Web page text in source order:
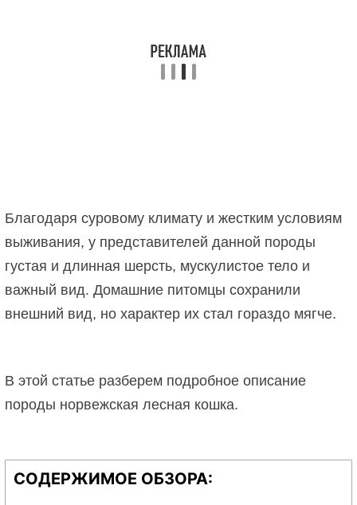
Благодаря суровому климату и жестким условиям
выживания, у представителей данной породы
густая и длинная шерсть, мускулистое тело и
важный вид. Домашние питомцы сохранили
внешний вид, но характер их стал гораздо мягче.
В этой статье разберем подробное описание
породы норвежская лесная кошка.
СОДЕРЖИМОЕ ОБЗОРА: